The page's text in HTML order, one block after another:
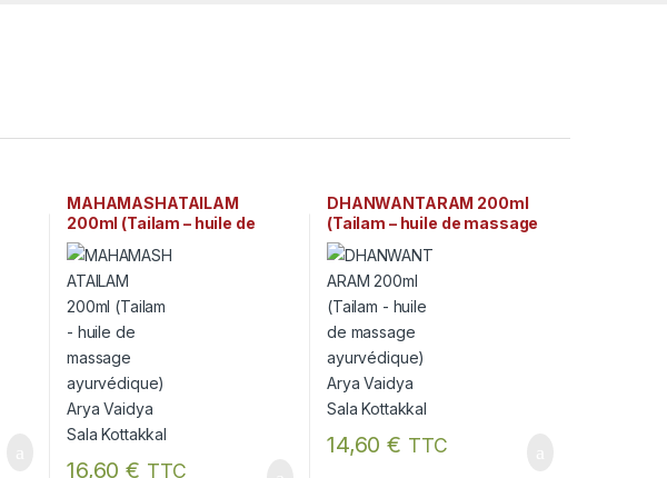
MAHAMASHATAILAM
200ml (Tailam – huile de
massage ayurvédique) Arya
Vaidya Sala Kottakkal
16,60€ TTC
DHANWANTARAM 200ml
(Tailam – huile de massage
ayurvédique) Arya Vaidya
Sala Kottakkal
14,60€ TTC